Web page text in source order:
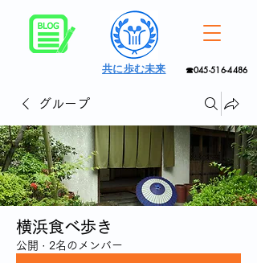
☎045-516-4486
共に歩む未来
グループ
横浜食べ歩き
公開 · 2名のメンバー